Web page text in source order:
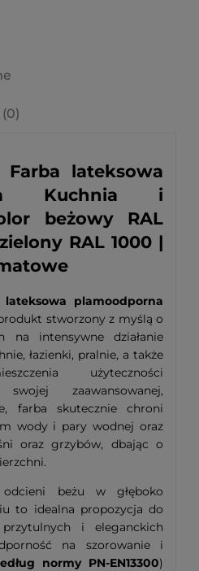
Farba lateksowa
Kuchnia i
beżowy RAL
RAL 1000 |
plamoodporna
stworzony z myślą o
na intensywne działanie
łazienki, pralnie, a także
użyteczności
zaawansowanej,
farba skutecznie chroni
wody i pary wodnej oraz
oraz grzybów, dbając o
beżu w głęboko
to idealna propozycja do
przytulnych i eleganckich
na szorowanie i
normy PN-EN13300)